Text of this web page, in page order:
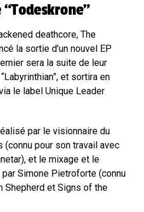
deathcore, The
la sortie d’un nouvel EP
sera la suite de leur
et sortira en
le label Unique Leader
par le visionnaire du
(connu pour son travail avec
et le mixage et le
Simone Pietroforte (connu
Shepherd et Signs of the